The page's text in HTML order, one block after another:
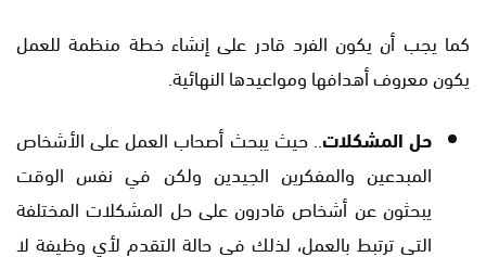
كما يجب أن يكون الفرد قادر على إنشاء خطة منظمة للعمل
يكون معروف أهدافها ومواعيدها النهائية.
حل المشكلات.. حيث يبحث أصحاب العمل على الأشخاص
المبدعين والمفكرين الجيدين ولكن في نفس الوقت
يبحثون عن أشخاص قادرون على حل المشكلات المختلفة
التي ترتبط بالعمل، لذلك في حالة التقدم لأي وظيفة لا